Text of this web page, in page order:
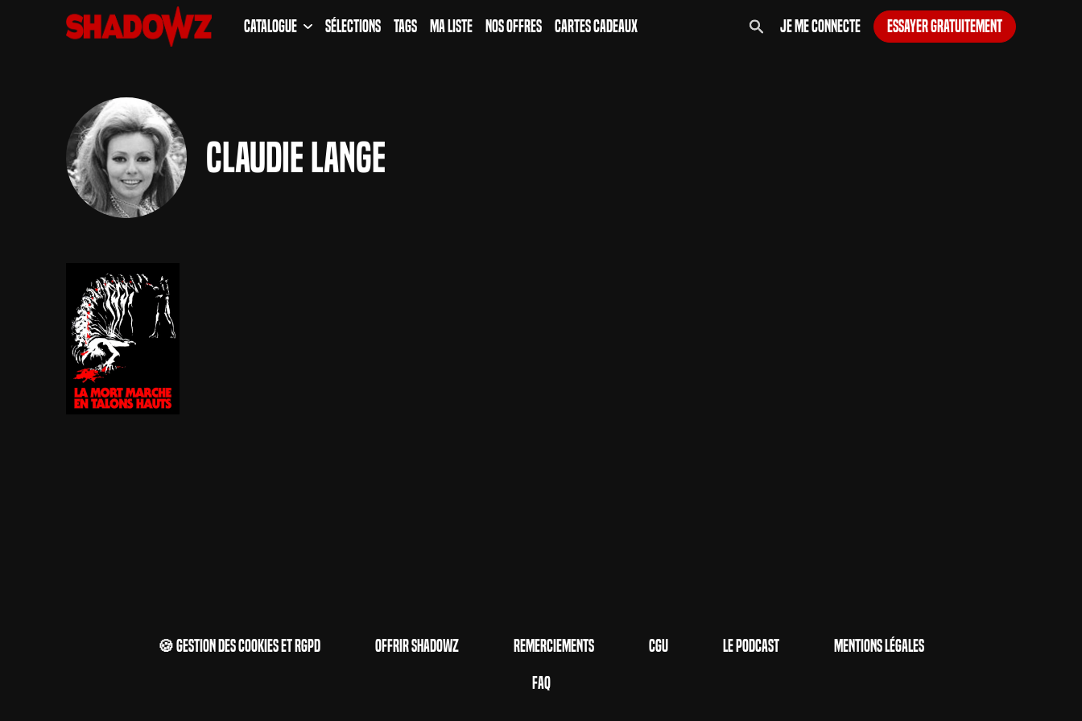
Catalogue Sélections Tags Ma Liste Nos Offres Cartes Cadeaux Je me connecte Essayer gratuitement
Claudie Lange
🍪 Gestion des cookies et RGPD Offrir Shadowz Remerciements CGU Le Podcast
Mentions Légales
FAQ